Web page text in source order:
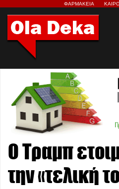
ΦΑΡΜΑΚΕΙΑ
Ο Τραμπ
την «τελική